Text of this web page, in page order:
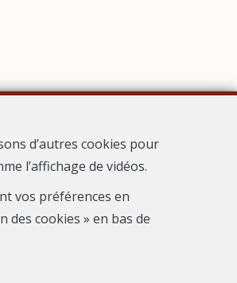
d’autres cookies pour
l’affichage de vidéos.
vos préférences en
cookies » en bas de